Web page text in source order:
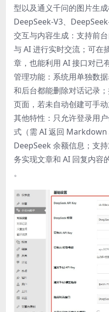
型以及通义千问的图片生
DeepSeek-V3、
交互与内容生成：支持前
与 AI 进行实时交流；可在
章，也能利用 AI 接口对已
管理功能：系统用单独数
和后台都能删除对话记录
页面，若未自动创建可手动
其他特性：只允许登录用
式（需 AI 返回 Markdown
DeepSeek 余额信息；支
务实现文章和 AI 回复内容
。